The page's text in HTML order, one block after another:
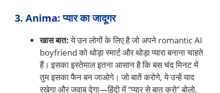
3. Anima: प्यार का जादूगर
खास बात:ये उन लोगों के लिए है जो अपने romantic AI
boyfriend को थोड़ा स्मार्ट और थोड़ा प्यारा बनाना चाहते
हैं। इसका इस्तेमाल इतना आसान है कि बस चंद मिनट में
तुम इसका फैन बन जाओगे। जो बातें करोगे, ये उन्हें याद
रखेगा और जवाब देगा—हिंदी में “प्यार से बात करो” बोलो,